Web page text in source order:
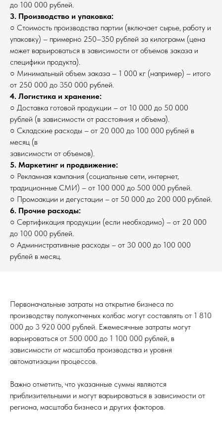
до 100 000 рублей.
3. Производство и упаковка:
○ Стоимость производства партии (включает сырье, работу и
упаковку) – примерно 250–350 рублей за килограмм (цена
может варьироваться в зависимости от объемов заказа и
специфики продукта).
○ Минимальный объем заказа – 1 000 кг (например) – итого
от 250 000 до 350 000 рублей.
4. Логистика и хранение:
○ Доставка готовой продукции – от 10 000 до 50 000
рублей (в зависимости от расстояния и объема).
○ Складские расходы – от 20 000 до 100 000 рублей в
месяц (в
зависимости от объемов).
5. Маркетинг и продвижение:
○ Рекламная кампания (социальные сети, интернет,
традиционные СМИ) – от 100 000 до 500 000 рублей.
○ Промоакции и дегустации – от 50 000 до 200 000 рублей.
6. Прочие расходы:
○ Сертификация продукции (если необходимо) – от 20 000
до 100 000 рублей.
○ Административные расходы – от 30 000 до 100 000
рублей в месяц.
Первоначальные затраты на открытие бизнеса по
производству полукопченых колбас могут составлять от 1 810
000 до 3 920 000 рублей. Ежемесячные затраты могут
варьироваться от 500 000 до 1 100 000 рублей, в
зависимости от масштаба производства и уровня
автоматизации процессов.
Важно отметить, что указанные суммы являются
приблизительными и могут варьироваться в зависимости от
региона, масштаба бизнеса и других факторов.